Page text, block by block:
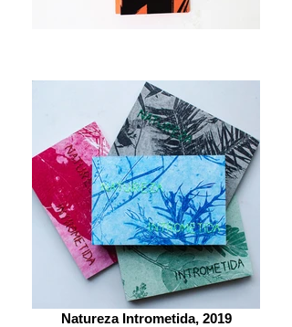
Natureza Intrometida, 2019